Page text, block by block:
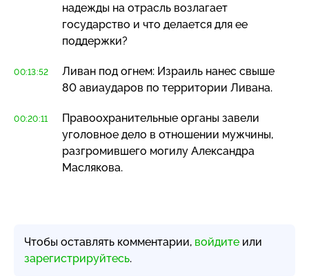
надежды на отрасль возлагает
государство и что делается для ее
поддержки?
00:13:52
Ливан под огнем: Израиль нанес свыше
80 авиаударов по территории Ливана.
00:20:11
Правоохранительные органы завели
уголовное дело в отношении мужчины,
разгромившего могилу Александра
Маслякова.
Чтобы оставлять комментарии, войдите или
зарегистрируйтесь.